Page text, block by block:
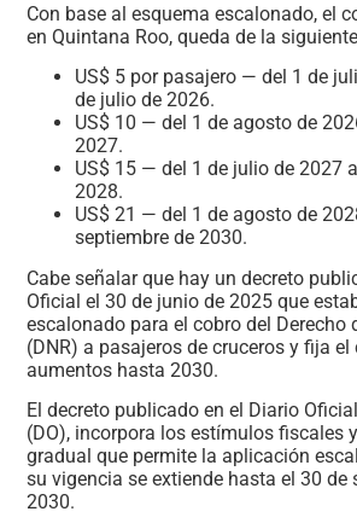
Con base al esquema escalonado, el
en Quintana Roo, queda de la
US$ 5 por pasajero — del 1 de
de julio de 2026.
US$ 10 — del 1 de agosto de
2027.
US$ 15 — del 1 de julio de 2027
2028.
US$ 21 — del 1 de agosto de
septiembre de 2030.
Cabe señalar que hay un decreto
Oficial el 30 de junio de 2025 que
escalonado para el cobro del Derecho
(DNR) a pasajeros de cruceros y fija
aumentos hasta 2030.
El decreto publicado en el Diario
(DO), incorpora los estímulos fiscales
gradual que permite la aplicación
su vigencia se extiende hasta el 30 de
2030.